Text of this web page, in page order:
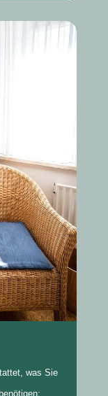
was Sie